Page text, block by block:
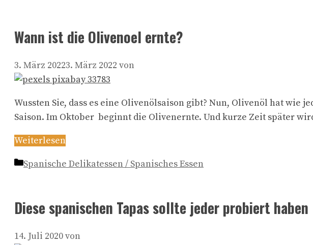
Wann ist die Olivenoel ernte?
3. März 20223. März 2022 von
Wussten Sie, dass es eine Olivenölsaison gibt? Nun, Olivenöl hat
Saison. Im Oktober beginnt die Olivenernte. Und kurze Zeit später
Weiterlesen
Kategorien
Spanische Delikatessen / Spanisches Essen
Diese spanischen Tapas sollte jeder probiert haben
14. Juli 2020von